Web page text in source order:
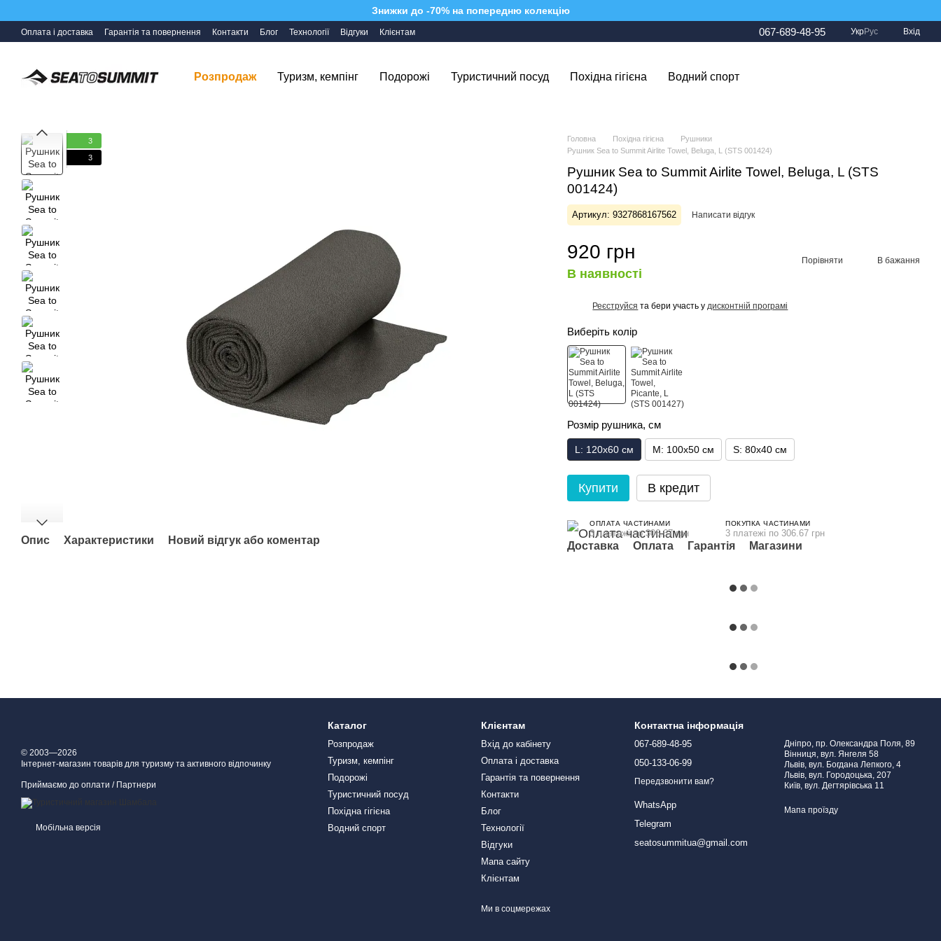
Знижки до -70% на попередню колекцію
Оплата і доставка Гарантія та повернення Контакти Блог Технології Відгуки Клієнтам 067-689-48-95 УкрРус Вхід
Розпродаж Туризм, кемпінг Подорожі Туристичний посуд Похідна гігієна Водний спорт
3
3
Опис Характеристики Новий відгук або коментар
Головна Похідна гігієна
Рушники
Рушник Sea to Summit Airlite Towel, Beluga, L (STS 001424)
Рушник Sea to Summit Airlite Towel, Beluga, L (STS
001424)
Артикул: 9327868167562 Написати відгук
920 грн
В наявності
Порівняти В бажання
Реєструйся та бери участь у дисконтній програмі
Виберіть колір
Розмір рушника, см
L: 120x60 см M: 100x50 см S: 80x40 см
Купити В кредит
ОПЛАТА ЧАСТИНАМИ
3 платежі по 306.67 грн
ПОКУПКА ЧАСТИНАМИ
3 платежі по 306.67 грн
Доставка Оплата Гарантія Магазини
© 2003—2026
Інтернет-магазин товарів для туризму та активного відпочинку
Приймаємо до оплати / Партнери
Мобільна версія
Каталог
Розпродаж
Туризм, кемпінг
Подорожі
Туристичний посуд
Похідна гігієна
Водний спорт
Клієнтам
Вхід до кабінету
Оплата і доставка
Гарантія та повернення
Контакти
Блог
Технології
Відгуки
Мапа сайту
Клієнтам
Ми в соцмережах
Контактна інформація
067-689-48-95
050-133-06-99
Передзвонити вам?
WhatsApp
Telegram
seatosummitua@gmail.com
Дніпро, пр. Олександра Поля, 89
Вінниця, вул. Янгеля 58
Львів, вул. Богдана Лепкого, 4
Львів, вул. Городоцька, 207
Київ, вул. Дегтярівська 11
Мапа проїзду